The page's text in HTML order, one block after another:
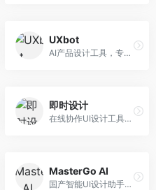
UXbot
AI产品设计工具，专注于用户体验优化。面向UX设计师，提供用户研究、设计建议、可用性测试等服务，UX设计支持完善。
即时设计
在线协作UI设计工具，整合AI设计功能。面向设计师和产品团队，提供界面设计、原型制作、设计资源库等服务，国产协作设计平台。
MasterGo AI
国产智能UI设计助手，专注于界面设计自动化。面向UI设计师，提供界面生成、组件设计、设计系统构建等服务，中文用户适配性好。